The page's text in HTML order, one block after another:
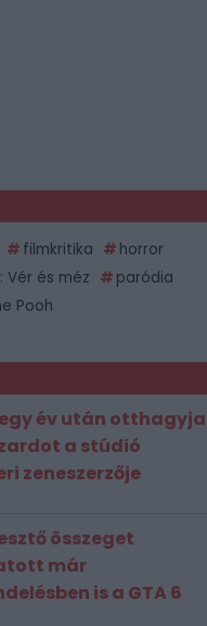
filmkritika
horror
Vér és méz
paródia
Pooh
év után otthagyja
a stúdió
zeneszerzője
összeget
már
is a GTA 6